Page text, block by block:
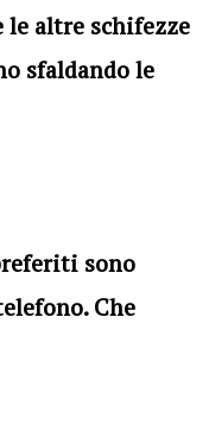
altre schifezze
sfaldando le
sono
Che